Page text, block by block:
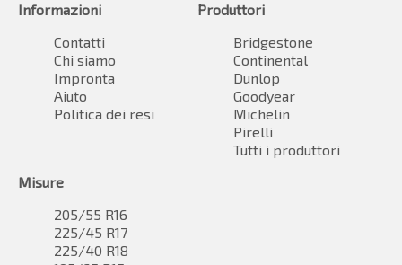
Informazioni
Contatti
Chi siamo
Impronta
Aiuto
Politica dei resi
Produttori
Bridgestone
Continental
Dunlop
Goodyear
Michelin
Pirelli
Tutti i produttori
Misure
205/55 R16
225/45 R17
225/40 R18